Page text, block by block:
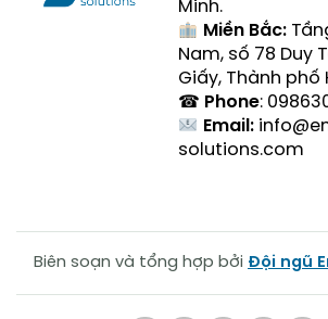
Minh.
Miền Bắc:
Nam, số 78 Duy
Giấy, Thành phố
☎ Phone:
Email:
solutions.com
Biên soạn và tổng hợp bởi Đội ngũ